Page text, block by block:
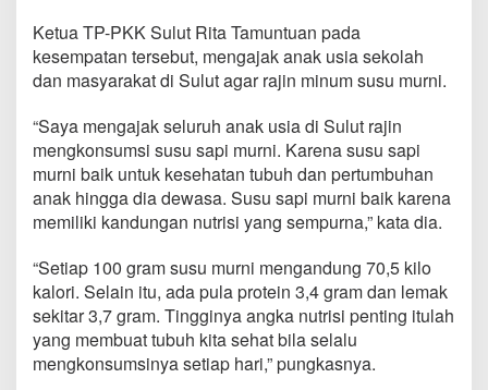
i
n
u
m
u
s
u
M
u
r
i
,
T
P
-
P
Ketua TP-PKK Sulut Rita Tamuntuan pada
kesempatan tersebut, mengajak anak usia sekolah
dan masyarakat di Sulut agar rajin minum susu murni.
“Saya mengajak seluruh anak usia di Sulut rajin
mengkonsumsi susu sapi murni. Karena susu sapi
murni baik untuk kesehatan tubuh dan pertumbuhan
anak hingga dia dewasa. Susu sapi murni baik karena
memiliki kandungan nutrisi yang sempurna,” kata dia.
“Setiap 100 gram susu murni mengandung 70,5 kilo
kalori. Selain itu, ada pula protein 3,4 gram dan lemak
sekitar 3,7 gram. Tingginya angka nutrisi penting itulah
yang membuat tubuh kita sehat bila selalu
mengkonsumsinya setiap hari,” pungkasnya.